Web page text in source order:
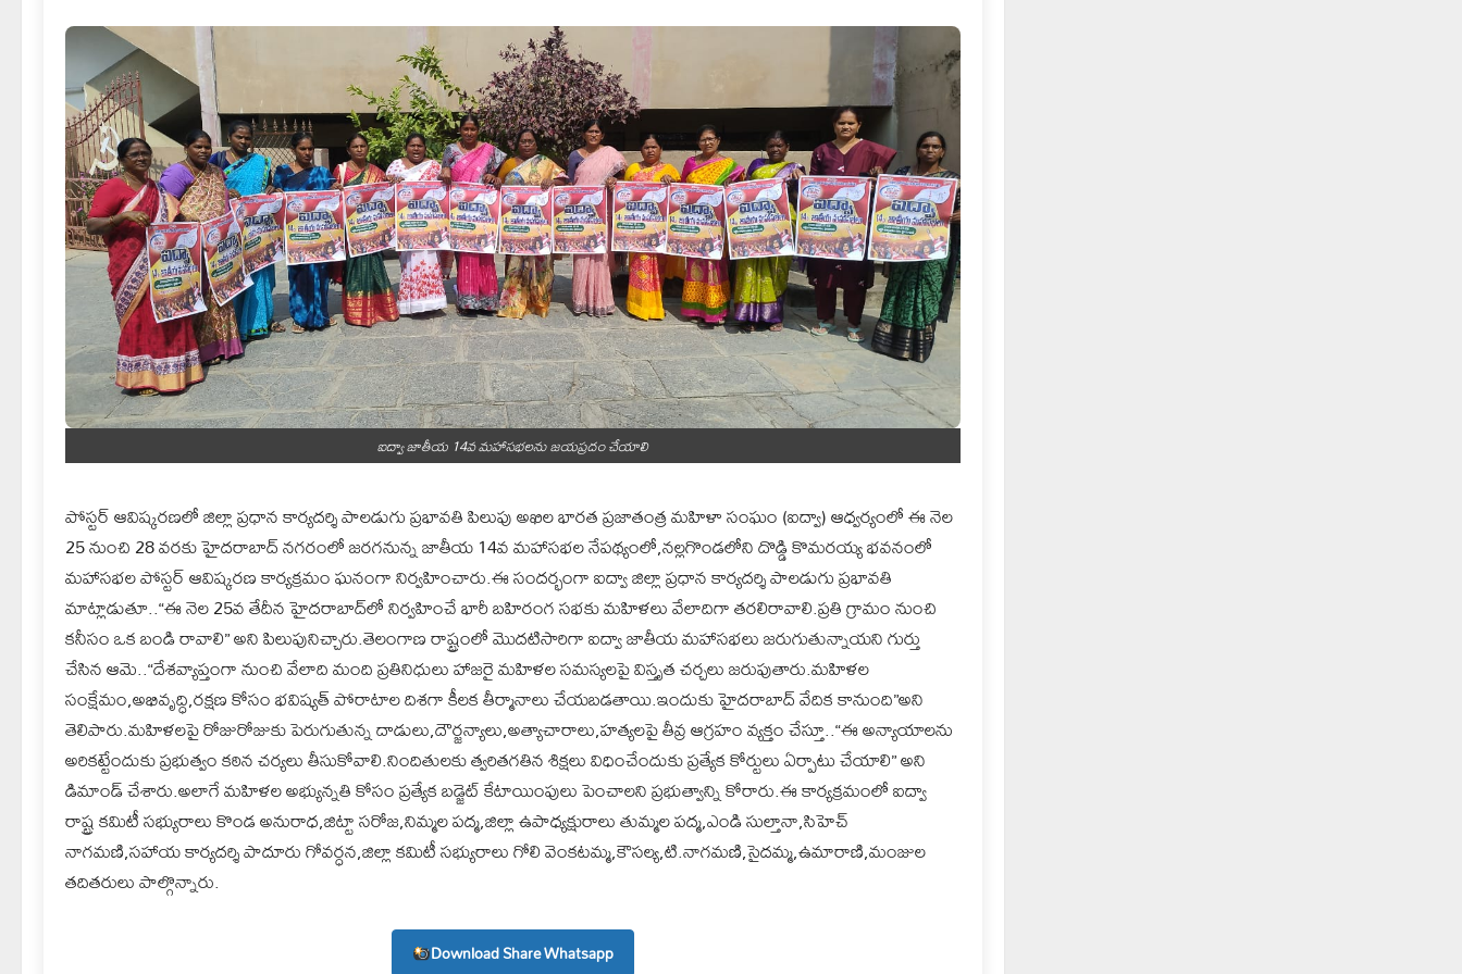
ఐద్వా జాతీయ 14వ మహాసభలను జయప్రదం చేయాలి
పోస్టర్ ఆవిష్కరణలో జిల్లా ప్రధాన కార్యదర్శి పాలడుగు ప్రభావతి పిలుపు అఖిల భారత ప్రజాతంత్ర మహిళా సంఘం (ఐద్వా) ఆధ్వర్యంలో ఈ నెల
25 నుంచి 28 వరకు హైదరాబాద్ నగరంలో జరగనున్న జాతీయ 14వ మహాసభల నేపథ్యంలో,నల్లగొండలోని దొడ్డి కొమరయ్య భవనంలో
మహాసభల పోస్టర్ ఆవిష్కరణ కార్యక్రమం ఘనంగా నిర్వహించారు.ఈ సందర్భంగా ఐద్వా జిల్లా ప్రధాన కార్యదర్శి పాలడుగు ప్రభావతి
మాట్లాడుతూ..“ఈ నెల 25వ తేదీన హైదరాబాద్‌లో నిర్వహించే భారీ బహిరంగ సభకు మహిళలు వేలాదిగా తరలిరావాలి.ప్రతి గ్రామం నుంచి
కనీసం ఒక బండి రావాలి” అని పిలుపునిచ్చారు.తెలంగాణ రాష్ట్రంలో మొదటిసారిగా ఐద్వా జాతీయ మహాసభలు జరుగుతున్నాయని గుర్తు
చేసిన ఆమె..“దేశవ్యాప్తంగా నుంచి వేలాది మంది ప్రతినిధులు హాజరై మహిళల సమస్యలపై విస్తృత చర్చలు జరుపుతారు.మహిళల
సంక్షేమం,అభివృద్ధి,రక్షణ కోసం భవిష్యత్ పోరాటాల దిశగా కీలక తీర్మానాలు చేయబడతాయి.ఇందుకు హైదరాబాద్ వేదిక కానుంది”అని
తెలిపారు.మహిళలపై రోజురోజుకు పెరుగుతున్న దాడులు,దౌర్జన్యాలు,అత్యాచారాలు,హత్యలపై తీవ్ర ఆగ్రహం వ్యక్తం చేస్తూ..“ఈ అన్యాయాలను
అరికట్టేందుకు ప్రభుత్వం కఠిన చర్యలు తీసుకోవాలి.నిందితులకు త్వరితగతిన శిక్షలు విధించేందుకు ప్రత్యేక కోర్టులు ఏర్పాటు చేయాలి” అని
డిమాండ్ చేశారు.అలాగే మహిళల అభ్యున్నతి కోసం ప్రత్యేక బడ్జెట్ కేటాయింపులు పెంచాలని ప్రభుత్వాన్ని కోరారు.ఈ కార్యక్రమంలో ఐద్వా
రాష్ట్ర కమిటీ సభ్యురాలు కొండ అనురాధ,జిట్టా సరోజ,నిమ్మల పద్మ,జిల్లా ఉపాధ్యక్షురాలు తుమ్మల పద్మ,ఎండి సుల్తానా,సిహెచ్
నాగమణి,సహాయ కార్యదర్శి పాదూరు గోవర్ధన,జిల్లా కమిటీ సభ్యురాలు గోలి వెంకటమ్మ,కౌసల్య,టి.నాగమణి,సైదమ్మ,ఉమారాణి,మంజుల
తదితరులు పాల్గొన్నారు.
Download Share Whatsapp